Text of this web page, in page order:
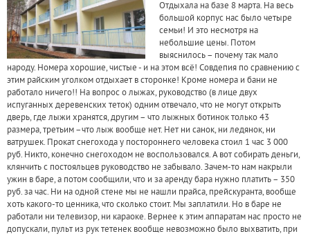
Отдыхала на базе 8 марта. На весь
большой корпус нас было четыре
семьи! И это несмотря на
небольшие цены. Потом
выяснилось – почему так мало
народу. Номера хорошие, чистые - и на этом всё! Совдепия по сравнению с
этим райским уголком отдыхает в сторонке! Кроме номера и бани не
работало ничего!! На вопрос о лыжах, руководство (в лице двух
испуганных деревенских теток) одним отвечало, что не могут открыть
дверь, где лыжи хранятся, другим – что лыжных ботинок только 43
размера, третьим –что лыж вообще нет. Нет ни санок, ни ледянок, ни
ватрушек. Прокат снегохода у постороннего человека стоил 1 час 3 000
руб. Никто, конечно снегоходом не воспользовался. А вот собирать деньги,
клянчить с постояльцев руководство не забывало. Зачем-то нам накрыли
ужин в баре, а потом сообщили, что и за аренду бара нужно платить – 350
руб. за час. Ни на одной стене мы не нашли прайса, прейскуранта, вообще
хоть какого-то ценника, что сколько стоит. Мы заплатили. Но в баре не
работали ни телевизор, ни караоке. Вернее к этим аппаратам нас просто не
допускали, пульт из рук тетенек вообще невозможно было выхватить, при